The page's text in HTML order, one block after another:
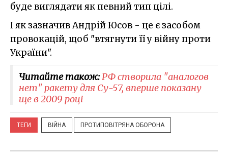
буде виглядати як певний тип цілі.
І як зазначив Андрій Юсов - це є засобом
провокацій, щоб "втягнути її у війну проти
України".
Читайте також:РФ створила "аналогов
нет" ракету для Су-57, вперше показану
ще в 2009 році
ТЕГИ ВІЙНА ПРОТИПОВІТРЯНА ОБОРОНА